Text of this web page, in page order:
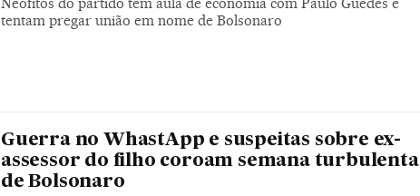
tentam pregar união em nome de Bolsonaro
Guerra no WhastApp e suspeitas sobre ex-
assessor do filho coroam semana turbulenta
de Bolsonaro